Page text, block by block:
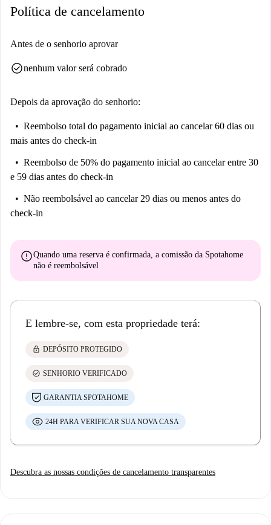
Política de cancelamento
Antes de o senhorio aprovar
check_circlenenhum valor será cobrado
Depois da aprovação do senhorio:
Reembolso total do pagamento inicial ao cancelar 60 dias ou
mais antes do check-in
Reembolso de 50% do pagamento inicial ao cancelar entre 30
e 59 dias antes do check-in
Não reembolsável ao cancelar 29 dias ou menos antes do
check-in
errorQuando uma reserva é confirmada, a comissão da Spotahome
não é reembolsável
E lembre-se, com esta propriedade terá:
lock DEPÓSITO PROTEGIDO
check_circle SENHORIO VERIFICADO
GARANTIA SPOTAHOME
24H PARA VERIFICAR SUA NOVA CASA
Descubra as nossas condições de cancelamento transparentes